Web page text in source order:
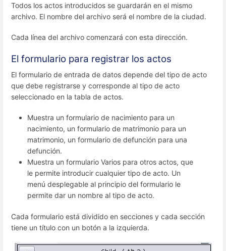
Todos los actos introducidos se guardarán en el mismo
archivo. El nombre del archivo será el nombre de la ciudad.
Cada línea del archivo comenzará con esta dirección.
El formulario para registrar los actos
El formulario de entrada de datos depende del tipo de acto
que debe registrarse y corresponde al tipo de acto
seleccionado en la tabla de actos.
Muestra un formulario de nacimiento para un
nacimiento, un formulario de matrimonio para un
matrimonio, un formulario de defunción para una
defunción.
Muestra un formulario Varios para otros actos, que
le permite introducir cualquier tipo de acto. Un
menú desplegable al principio del formulario le
permite dar un nombre al tipo de acto.
Cada formulario está dividido en secciones y cada sección
tiene un título con un botón a la izquierda.